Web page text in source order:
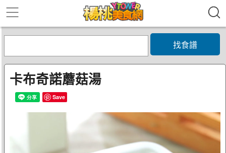
找食譜
卡布奇諾蘑菇湯
Save